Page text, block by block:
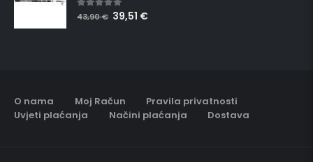
5.00out of 5
43,90€ 39,51 €
O nama Moj Račun
Pravila privatnosti
Uvjeti plaćanja
Načini plaćanja Dostava